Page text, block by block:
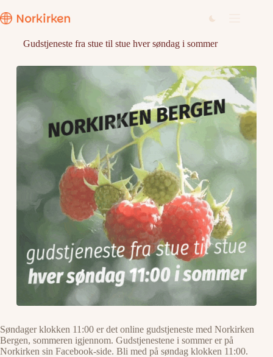
til
innholdet
Gudstjeneste fra stue til stue hver søndag i sommer
Søndager klokken 11:00 er det online gudstjeneste med Norkirken
Bergen, sommeren igjennom. Gudstjenestene i sommer er på
Norkirken sin Facebook-side. Bli med på søndag klokken 11:00.